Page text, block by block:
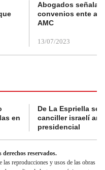
Abogados
convenios ente
AMC
13/07/2023
en
De La Espriella se
canciller israelí
presidencial
reservados.
reproducciones y usos de las obras